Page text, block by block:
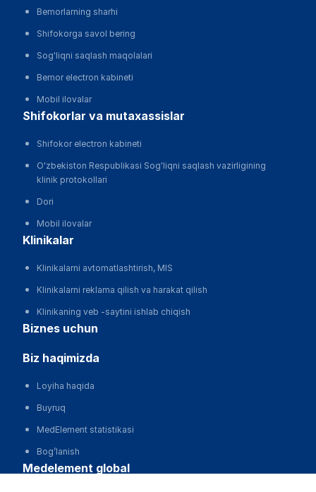
Bemorlarning sharhi
Shifokorga savol bering
Sog'liqni saqlash maqolalari
Bemor electron kabineti
Mobil ilovalar
shifokorlar va mutaxassislar
Shifokor electron kabineti
O'zbekiston Respublikasi Sog'liqni saqlash vazirligining
klinik protokollari
Dori
Mobil ilovalar
klinikalar
Klinikalarni avtomatlashtirish, MIS
Klinikalarni reklama qilish va harakat qilish
Klinikaning veb -saytini ishlab chiqish
biznes uchun
biz haqimizda
Loyiha haqida
Buyruq
MedElement statistikasi
Bog’lanish
medelement global